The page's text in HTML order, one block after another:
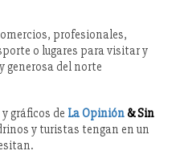
profesionales,
o lugares para visitar y
generosa del norte
gráficos de La Opinión& Sin
y turistas tengan en un